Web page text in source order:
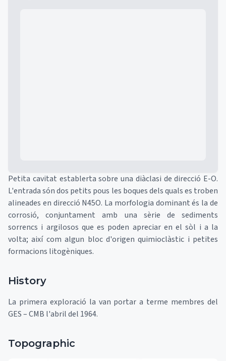
Petita cavitat establerta sobre una diàclasi de direcció E-O.
L'entrada són dos petits pous les boques dels quals es troben
alineades en direcció N45O. La morfologia dominant és la de
corrosió, conjuntament amb una sèrie de sediments
sorrencs i argilosos que es poden apreciar en el sòl i a la
volta; així com algun bloc d'origen quimioclàstic i petites
formacions litogèniques.
History
La primera exploració la van portar a terme membres del
GES – CMB l'abril del 1964.
Topographic